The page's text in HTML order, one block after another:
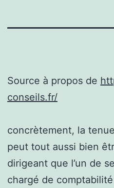
Source à propos de
conseils.fr/
concrètement, la
peut tout aussi bien
dirigeant que l’un de
chargé de